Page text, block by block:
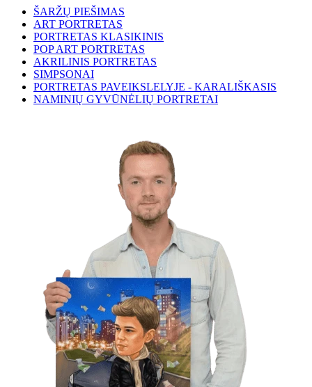
ŠARŽŲ PIEŠIMAS
ART PORTRETAS
PORTRETAS KLASIKINIS
POP ART PORTRETAS
AKRILINIS PORTRETAS
SIMPSONAI
PORTRETAS PAVEIKSLELYJE - KARALIŠKASIS
NAMINIŲ GYVŪNĖLIŲ PORTRETAI